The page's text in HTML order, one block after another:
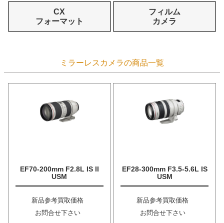
CX
フォーマット
フィルム
カメラ
ミラーレスカメラの商品一覧
EF70-200mm F2.8L IS II
USM
新品参考買取価格
お問合せ下さい
EF28-300mm F3.5-5.6L IS
USM
新品参考買取価格
お問合せ下さい